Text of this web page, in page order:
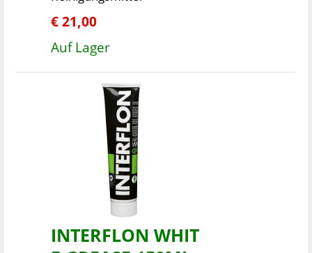
€ 21,00
Auf Lager
INTERFLON WHIT